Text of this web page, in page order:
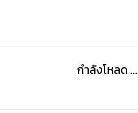
กำลังโหลด ...